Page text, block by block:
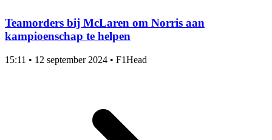
Teamorders bij McLaren om Norris aan
kampioenschap te helpen
15:11 • 12 september 2024 • F1Head